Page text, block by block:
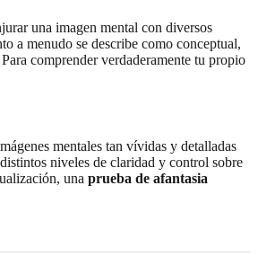
una imagen mental con diversos
a menudo se describe como conceptual,
comprender verdaderamente tu propio
mentales tan vívidas y detalladas
niveles de claridad y control sobre
una prueba de afantasia